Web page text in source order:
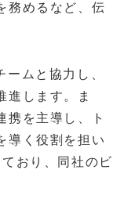
務めるなど、伝
ムと協力し、
進します。ま
携を主導し、ト
導く役割を担い
おり、同社のビ